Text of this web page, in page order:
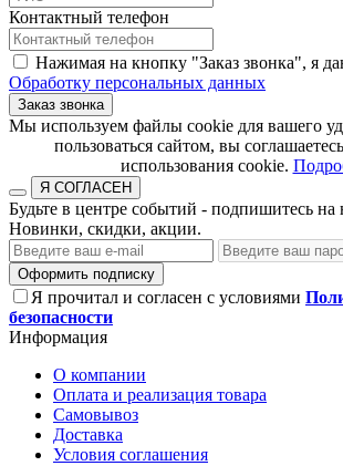
Контактный телефон
Нажимая на кнопку "Заказ звонка", я
Обработку персональных данных
Заказ звонка
​​​​​​​Мы используем файлы cookie для вашего
пользоваться сайтом, вы
использования cookie.​​​​​​​
Я СОГЛАСЕН
Будьте в центре событий - подпишитесь
Новинки, скидки, акции.
Оформить подписку
Я прочитал и согласен с условиями
безопасности
Информация
О компании
Оплата и реализация товара
Самовывоз
Доставка
Условия соглашения